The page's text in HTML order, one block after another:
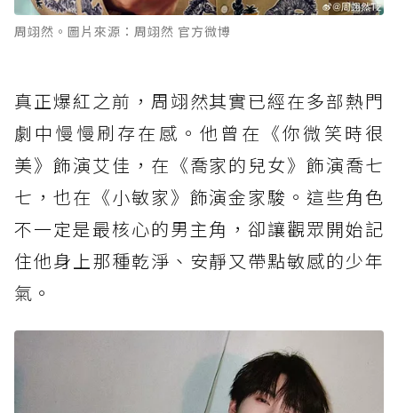
周翊然。圖片來源：周翊然 官方微博
真正爆紅之前，周翊然其實已經在多部熱門
劇中慢慢刷存在感。他曾在《你微笑時很
美》飾演艾佳，在《喬家的兒女》飾演喬七
七，也在《小敏家》飾演金家駿。這些角色
不一定是最核心的男主角，卻讓觀眾開始記
住他身上那種乾淨、安靜又帶點敏感的少年
氣。